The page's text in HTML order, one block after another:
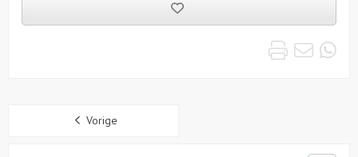
uitjes
Print
Vorige